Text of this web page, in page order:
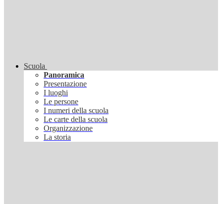
Scuola
Panoramica
Presentazione
I luoghi
Le persone
I numeri della scuola
Le carte della scuola
Organizzazione
La storia